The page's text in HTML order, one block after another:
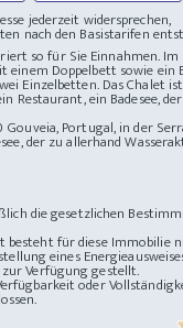
jederzeit widersprechen,
nach den Basistarifen
so für Sie Einnahmen. Im
einem Doppelbett sowie
Einzelbetten. Das Chalet
Restaurant, ein Badesee,
Portugal, in der
der zu allerhand
die gesetzlichen
besteht für diese Immobilie
eines
Verfügung gestellt.
oder